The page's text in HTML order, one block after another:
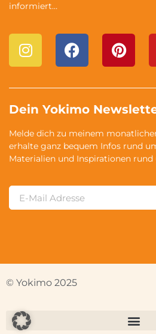
informiert…
Dein Yokimo
Melde dich zu meinem
erhalte ganz bequem Infos rund
Materialien und Inspirationen
© Yokimo 2025